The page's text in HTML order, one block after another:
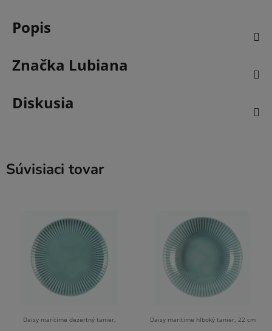
Popis
Značka Lubiana
Diskusia
Súvisiaci tovar
Daisy maritime dezertný tanier,
Daisy maritime hlboký tanier, 22 cm